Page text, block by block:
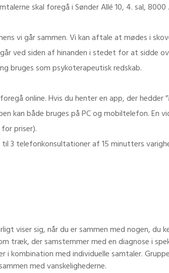
skal foregå i Sønder Allé 10, 4. sal,
vi går sammen. Vi kan aftale at mødes i
ved siden af hinanden i stedet for at sidde
bruges som psykoterapeutisk redskab.
online. Hvis du henter en app, der
kan både bruges på PC og mobiltelefon.
priser).
til 3 telefonkonsultationer af 15 minutters
viser sig, når du er sammen med nogen,
træk, der samstemmer med en diagnose i
kombination med individuelle samtaler.
med vanskelighederne.